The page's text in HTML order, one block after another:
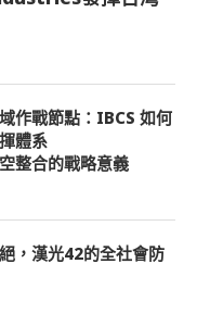
作戰節點：IBCS 如何
體系
整合的戰略意義
，漢光42的全社會防